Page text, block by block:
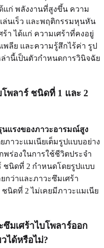
ก่ พลังงานที่สูงขึ้น ความ
นเร็ว และพฤติกรรมหุนหัน
ได้แก่ ความเศร้าที่คงอยู่
ลีย และความรู้สึกไร้ค่า รูป
านี้เป็นตัวกำหนดการวินิจฉัย
พลาร์ ชนิดที่ 1 และ 2
แรงของภาวะอารมณ์สูง
าวะแมเนียเต็มรูปแบบอย่าง
ร่องในการใช้ชีวิตประจำ
ชนิดที่ 2 กำหนดโดยรูปแบบ
กว่าและภาวะซึมเศร้า
นิดที่ 2 ไม่เคยมีภาวะแมเนีย
มเศร้าไบโพลาร์ออก
ได้หรือไม่?